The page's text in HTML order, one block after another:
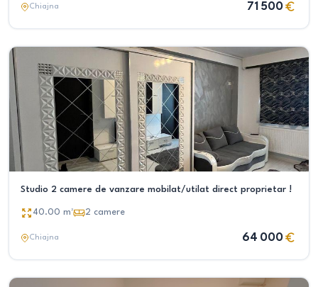
Chiajna 71 500
Studio 2 camere de vanzare mobilat/utilat direct proprietar !
40.00 m² 2 camere
Chiajna 64 000